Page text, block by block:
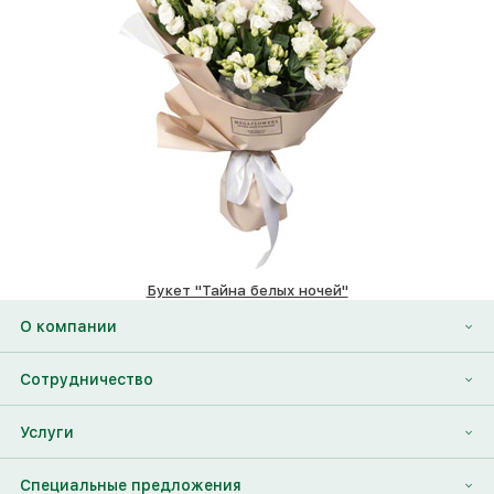
Букет "Тайна белых ночей"
О компании
О нас
Контакты
Сотрудничество
Франшиза
Услуги
Найти друга
Специальные предложения